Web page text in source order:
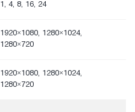
1, 4, 8, 16, 24
1920×1080, 1280×1024,
1280×720
1920×1080, 1280×1024,
1280×720